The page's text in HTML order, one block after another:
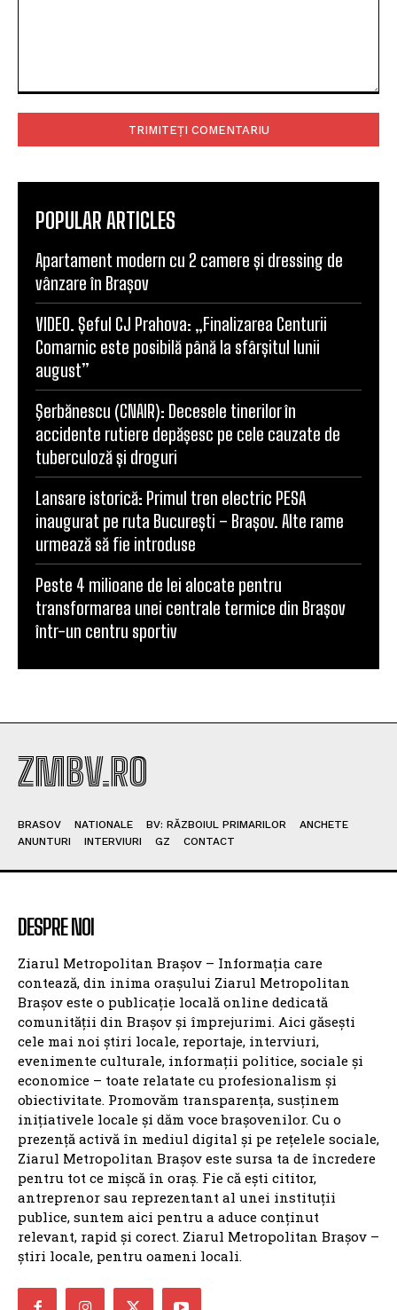
POPULAR ARTICLES
Apartament modern cu 2 camere și dressing de
vânzare în Brașov
VIDEO. Șeful CJ Prahova: „Finalizarea Centurii
Comarnic este posibilă până la sfârșitul lunii
august”
Şerbănescu (CNAIR): Decesele tinerilor în
accidente rutiere depășesc pe cele cauzate de
tuberculoză și droguri
Lansare istorică: Primul tren electric PESA
inaugurat pe ruta București – Brașov. Alte rame
urmează să fie introduse
Peste 4 milioane de lei alocate pentru
transformarea unei centrale termice din Brașov
într-un centru sportiv
ZMBV.RO
BRASOV NATIONALE BV: RĂZBOIUL PRIMARILOR
ANCHETE
ANUNTURI
INTERVIURI GZ CONTACT
DESPRE NOI
Ziarul Metropolitan Brașov – Informația care
contează, din inima orașului Ziarul Metropolitan
Brașov este o publicație locală online dedicată
comunității din Brașov și împrejurimi. Aici găsești
cele mai noi știri locale, reportaje, interviuri,
evenimente culturale, informații politice, sociale și
economice – toate relatate cu profesionalism și
obiectivitate. Promovăm transparența, susținem
inițiativele locale și dăm voce brașovenilor. Cu o
prezență activă în mediul digital și pe rețelele sociale,
Ziarul Metropolitan Brașov este sursa ta de încredere
pentru tot ce mișcă în oraș. Fie că ești cititor,
antreprenor sau reprezentant al unei instituții
publice, suntem aici pentru a aduce conținut
relevant, rapid și corect. Ziarul Metropolitan Brașov –
știri locale, pentru oameni locali.